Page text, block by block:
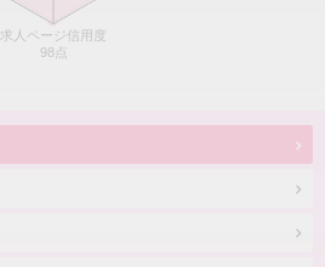
求人ページ信用度
98点